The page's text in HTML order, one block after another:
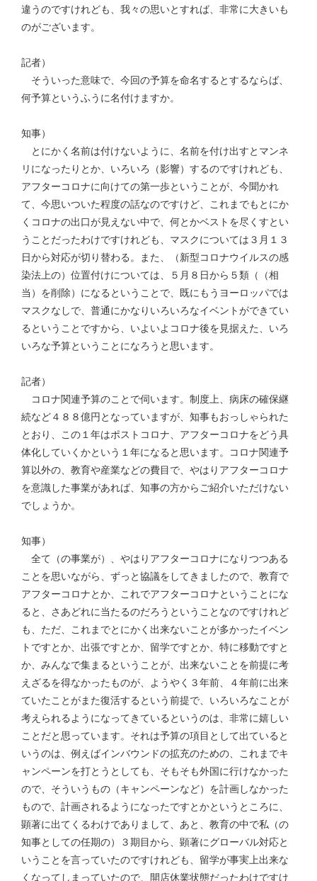
違うのですけれども、我々の思いとすれば、非常に大きいも
のがございます。
記者）
そういった意味で、今回の予算を命名するとするならば、
何予算というふうに名付けますか。
知事）
とにかく名前は付けないように、名前を付け出すとマンネ
リになったりとか、いろいろ（影響）するのですけれども、
アフターコロナに向けての第一歩ということが、今聞かれ
て、今思いついた程度の話なのですけど、これまでもとにか
くコロナの出口が見えない中で、何とかベストを尽くすとい
うことだったわけですけれども、マスクについては３月１３
日から対応が切り替わる。また、（新型コロナウイルスの感
染法上の）位置付けについては、５月８日から５類（（相
当）を削除）になるということで、既にもうヨーロッパでは
マスクなしで、普通にかなりいろいろなイベントができてい
るということですから、いよいよコロナ後を見据えた、いろ
いろな予算ということになろうと思います。
記者）
コロナ関連予算のことで伺います。制度上、病床の確保継
続など４８８億円となっていますが、知事もおっしゃられた
とおり、この１年はポストコロナ、アフターコロナをどう具
体化していくかという１年になると思います。コロナ関連予
算以外の、教育や産業などの費目で、やはりアフターコロナ
を意識した事業があれば、知事の方からご紹介いただけない
でしょうか。
知事）
全て（の事業が）、やはりアフターコロナになりつつある
ことを思いながら、ずっと協議をしてきましたので、教育で
アフターコロナとか、これでアフターコロナということにな
ると、さあどれに当たるのだろうということなのですけれど
も、ただ、これまでとにかく出来ないことが多かったイベン
トですとか、出張ですとか、留学ですとか、特に移動ですと
か、みんなで集まるということが、出来ないことを前提に考
えざるを得なかったものが、ようやく３年前、４年前に出来
ていたことがまた復活するという前提で、いろいろなことが
考えられるようになってきているというのは、非常に嬉しい
ことだと思っています。それは予算の項目として出ていると
いうのは、例えばインバウンドの拡充のための、これまでキ
ャンペーンを打とうとしても、そもそも外国に行けなかった
ので、そういうもの（キャンペーンなど）を計画しなかった
もので、計画されるようになったですとかというところに、
顕著に出てくるわけでありまして、あと、教育の中で私（の
知事としての任期の）３期目から、顕著にグローバル対応と
いうことを言っていたのですけれども、留学が事実上出来な
くなってしまっていたので、開店休業状態だったわけですけ